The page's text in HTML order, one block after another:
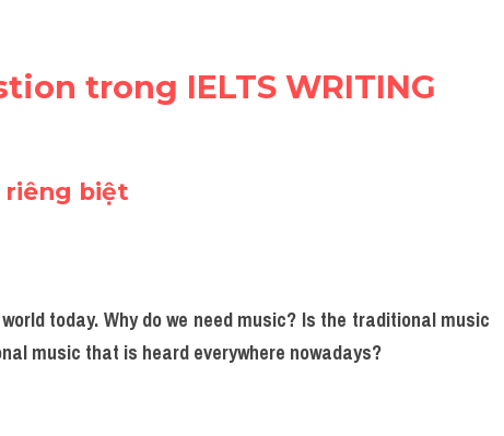
trong IELTS WRITING
riêng biệt
today. Why do we need music? Is the traditional music
music that is heard everywhere nowadays?